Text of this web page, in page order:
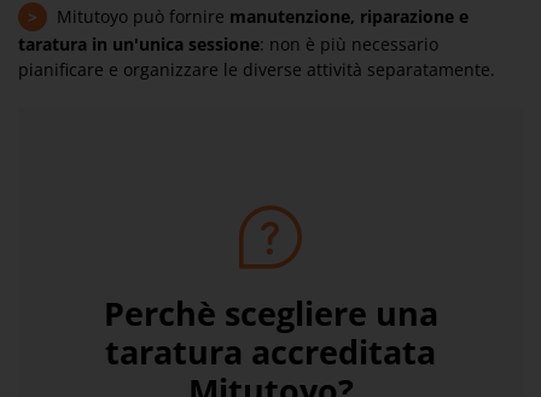
> Mitutoyo può fornire manutenzione, riparazione e
taratura in un'unica sessione: non è più necessario
pianificare e organizzare le diverse attività separatamente.
Perchè scegliere una
taratura accreditata